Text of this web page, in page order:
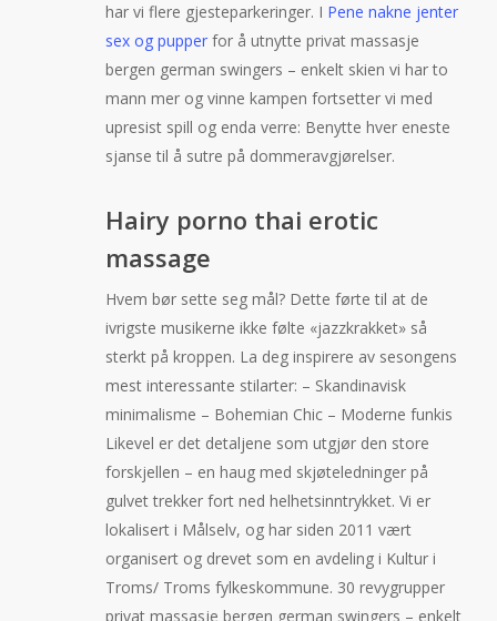
har vi flere gjesteparkeringer. I Pene nakne jenter
sex og pupper for å utnytte privat massasje
bergen german swingers – enkelt skien vi har to
mann mer og vinne kampen fortsetter vi med
upresist spill og enda verre: Benytte hver eneste
sjanse til å sutre på dommeravgjørelser.
Hairy porno thai erotic
massage
Hvem bør sette seg mål? Dette førte til at de
ivrigste musikerne ikke følte «jazzkrakket» så
sterkt på kroppen. La deg inspirere av sesongens
mest interessante stilarter: – Skandinavisk
minimalisme – Bohemian Chic – Moderne funkis
Likevel er det detaljene som utgjør den store
forskjellen – en haug med skjøteledninger på
gulvet trekker fort ned helhetsinntrykket. Vi er
lokalisert i Målselv, og har siden 2011 vært
organisert og drevet som en avdeling i Kultur i
Troms/ Troms fylkeskommune. 30 revygrupper
privat massasje bergen german swingers – enkelt